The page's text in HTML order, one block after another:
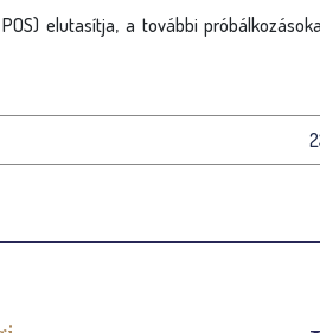
elutasítja, a további